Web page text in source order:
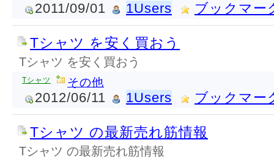
2011/09/01 1Users ブックマー
Tシャツ を安く買おう
Tシャツ を安く買おう
Tシャツ その他
2012/06/11 1Users ブックマー
Tシャツ の最新売れ筋情報
Tシャツ の最新売れ筋情報